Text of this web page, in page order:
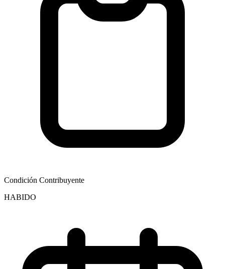
Condición Contribuyente
HABIDO